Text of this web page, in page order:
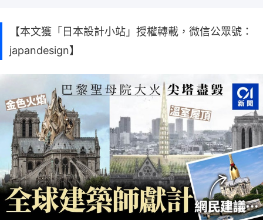
【本文獲「日本設計小站」授權轉載，微信公眾號：
japandesign】